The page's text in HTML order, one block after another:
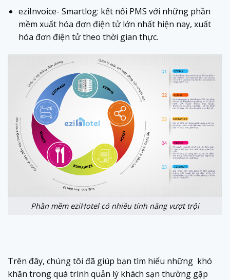
eziInvoice- Smartlog: kết nối PMS với những phần
mềm xuất hóa đơn điện tử lớn nhất hiện nay, xuất
hóa đơn điện tử theo thời gian thực.
Phần mềm eziHotel có nhiều tính năng vượt trội
Trên đây, chúng tôi đã giúp bạn tìm hiểu những khó
khăn trong quá trình quản lý khách sạn thường gặp